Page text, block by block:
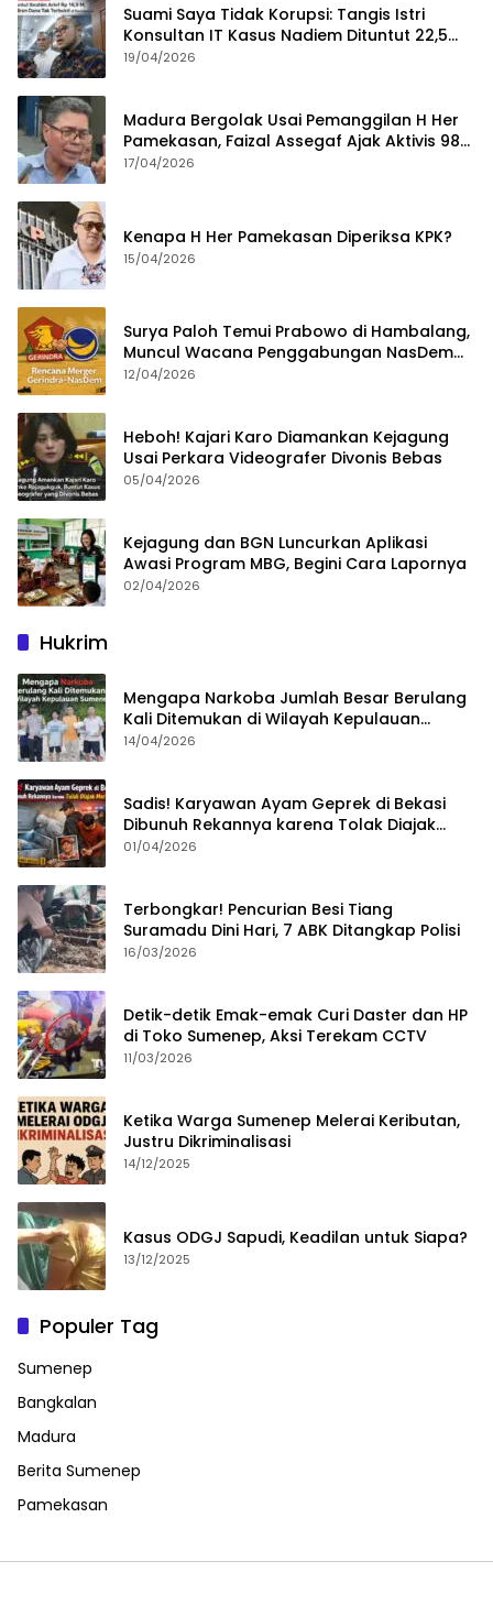
Suami Saya Tidak Korupsi: Tangis Istri
Konsultan IT Kasus Nadiem Dituntut 22,5
Tahun
19/04/2026
Madura Bergolak Usai Pemanggilan H Her
Pamekasan, Faizal Assegaf Ajak Aktivis 98
Bongkar Permainan KPK
17/04/2026
Kenapa H Her Pamekasan Diperiksa KPK?
15/04/2026
Surya Paloh Temui Prabowo di Hambalang,
Muncul Wacana Penggabungan NasDem
dan Gerindra
12/04/2026
Heboh! Kajari Karo Diamankan Kejagung
Usai Perkara Videografer Divonis Bebas
05/04/2026
Kejagung dan BGN Luncurkan Aplikasi
Awasi Program MBG, Begini Cara Lapornya
02/04/2026
Hukrim
Mengapa Narkoba Jumlah Besar Berulang
Kali Ditemukan di Wilayah Kepulauan
Sumenep?
14/04/2026
Sadis! Karyawan Ayam Geprek di Bekasi
Dibunuh Rekannya karena Tolak Diajak
Merampok Majikan
01/04/2026
Terbongkar! Pencurian Besi Tiang
Suramadu Dini Hari, 7 ABK Ditangkap Polisi
16/03/2026
Detik-detik Emak-emak Curi Daster dan HP
di Toko Sumenep, Aksi Terekam CCTV
11/03/2026
Ketika Warga Sumenep Melerai Keributan,
Justru Dikriminalisasi
14/12/2025
Kasus ODGJ Sapudi, Keadilan untuk Siapa?
13/12/2025
Populer Tag
Sumenep
Bangkalan
Madura
Berita Sumenep
Pamekasan